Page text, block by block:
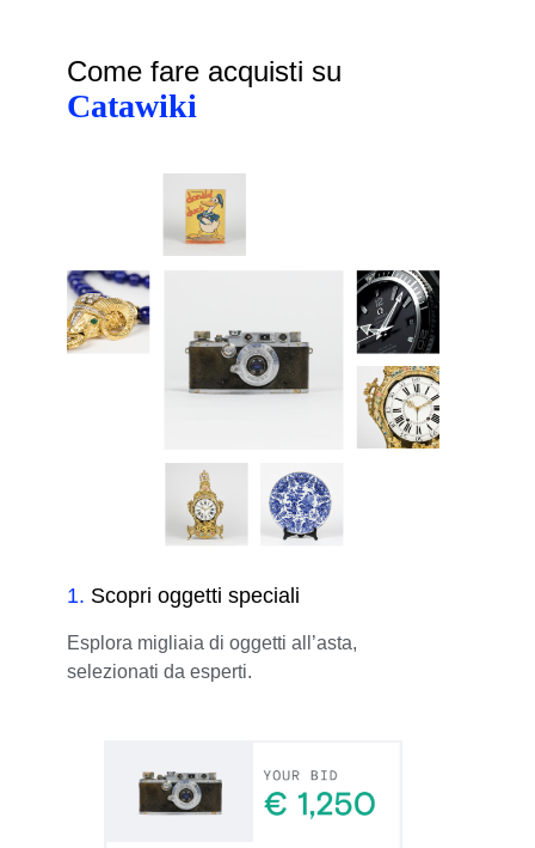
Come fare acquisti su
Catawiki
1. Scopri oggetti speciali
Esplora migliaia di oggetti all’asta,
selezionati da esperti.